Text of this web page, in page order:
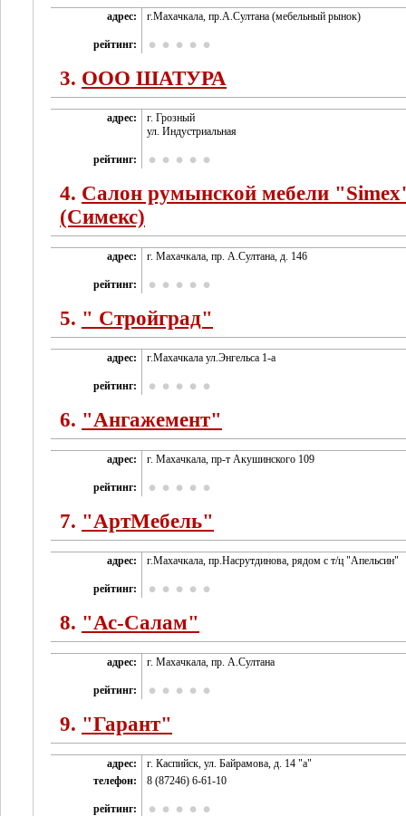
адрес: г.Махачкала, пр.А.Султана (мебельный рынок)
рейтинг:
3. ООО ШАТУРА
адрес:
г. Грозный
ул. Индустриальная
рейтинг:
4. Салон румынской мебели
(Симекс)
адрес: г. Махачкала, пр. А.Султана, д. 146
рейтинг:
5. " Стройград"
адрес: г.Махачкала ул.Энгельса 1-а
рейтинг:
6. "Ангажемент"
адрес: г. Махачкала, пр-т Акушинского 109
рейтинг:
7. "АртМебель"
адрес: г.Махачкала, пр.Насрутдинова, рядом с т/ц "Апельсин"
рейтинг:
8. "Ас-Салам"
адрес: г. Махачкала, пр. А.Султана
рейтинг:
9. "Гарант"
адрес:
г. Каспийск, ул. Байрамова, д. 14 "а"
телефон:
8 (87246) 6-61-10
рейтинг: